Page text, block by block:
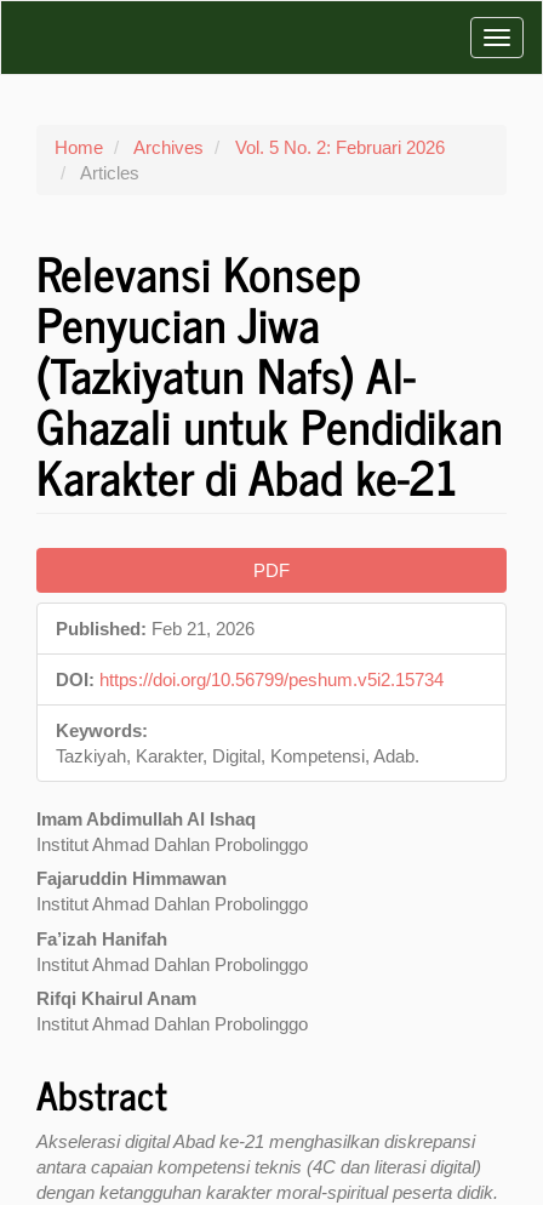
Home Archives
Vol. 5 No. 2: Februari 2026
Articles
Relevansi Konsep
Penyucian Jiwa
(Tazkiyatun Nafs) Al-
Ghazali untuk Pendidikan
Karakter di Abad ke-21
Article
Sidebar
PDF
Published: Feb 21, 2026
DOI: https://doi.org/10.56799/peshum.v5i2.15734
Keywords:
Tazkiyah, Karakter, Digital, Kompetensi, Adab.
Main
Article
Content
Imam Abdimullah Al Ishaq
Institut Ahmad Dahlan Probolinggo
Fajaruddin Himmawan
Institut Ahmad Dahlan Probolinggo
Fa’izah Hanifah
Institut Ahmad Dahlan Probolinggo
Rifqi Khairul Anam
Institut Ahmad Dahlan Probolinggo
Abstract
Akselerasi digital Abad ke-21 menghasilkan diskrepansi
antara capaian kompetensi teknis (4C dan literasi digital)
dengan ketangguhan karakter moral-spiritual peserta didik.